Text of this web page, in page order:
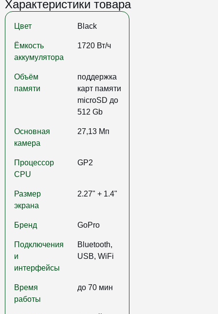
Характеристики товара
Цвет Black
Ёмкость
аккумулятора
1720 Вт/ч
Объём
памяти
поддержка
карт памяти
microSD до
512 Gb
Основная
камера
27,13 Мп
Процессор
CPU
GP2
Размер
экрана
2.27" + 1.4"
Бренд GoPro
Подключения
и
интерфейсы
Bluetooth,
USB, WiFi
Время
работы
до 70 мин